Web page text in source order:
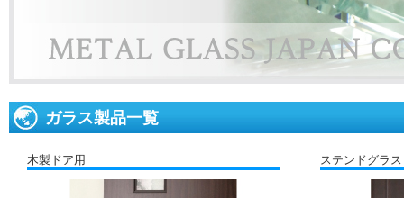
ガラス製品一覧
木製ドア用 ステンドグラス